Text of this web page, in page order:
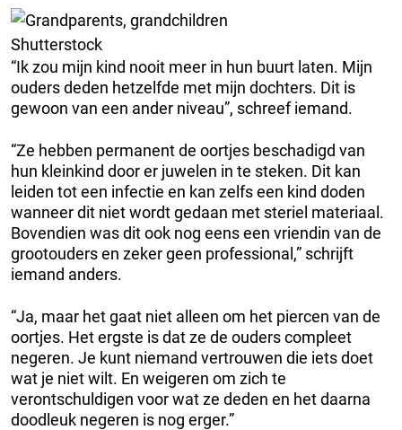
Shutterstock
“Ik zou mijn kind nooit meer in hun buurt laten. Mijn
ouders deden hetzelfde met mijn dochters. Dit is
gewoon van een ander niveau”, schreef iemand.
“Ze hebben permanent de oortjes beschadigd van
hun kleinkind door er juwelen in te steken. Dit kan
leiden tot een infectie en kan zelfs een kind doden
wanneer dit niet wordt gedaan met steriel materiaal.
Bovendien was dit ook nog eens een vriendin van de
grootouders en zeker geen professional,” schrijft
iemand anders.
“Ja, maar het gaat niet alleen om het piercen van de
oortjes. Het ergste is dat ze de ouders compleet
negeren. Je kunt niemand vertrouwen die iets doet
wat je niet wilt. En weigeren om zich te
verontschuldigen voor wat ze deden en het daarna
doodleuk negeren is nog erger.”